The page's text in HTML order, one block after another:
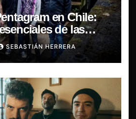
en Chile:
de las
doom
SEBASTIÁN HERRERA